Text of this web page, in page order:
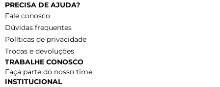
PRECISA DE AJUDA?
Fale conosco
Dúvidas frequentes
Políticas de privacidade
Trocas e devoluções
TRABALHE CONOSCO
Faça parte do nosso time
INSTITUCIONAL